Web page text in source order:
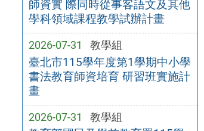
師資實 際同時從事客語文及其他
學科領域課程教學試辦計畫
2026-07-31 教學組
臺北市115學年度第1學期中小學
書法教育師資培育 研習班實施計
畫
2026-07-31 教學組